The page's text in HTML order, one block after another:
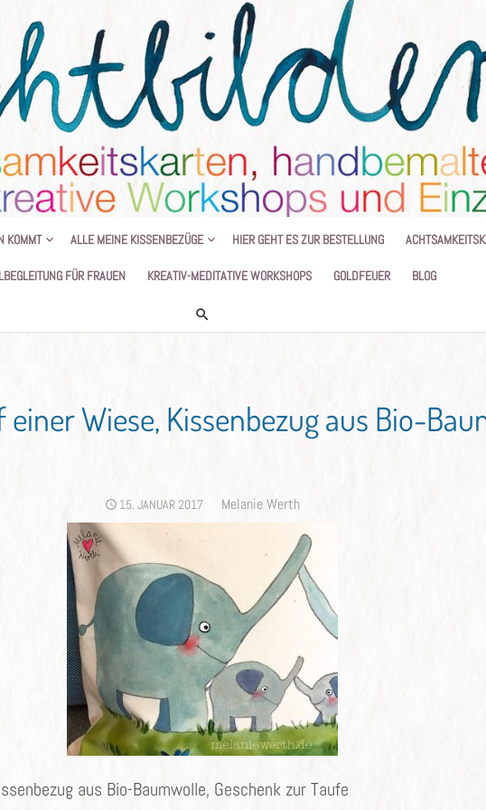
HANDGEMALTE KISSEN UND KREATIVE BEGLEITUNG
KOMMT ALLE MEINE KISSENBEZÜGE HIER GEHT ES ZUR BESTELLUNG
FÜR FRAUEN KREATIV-MEDITATIVE WORKSHOPS GOLDFEUER BLOG
Wiese, Kissenbezug aus Bio-
POSTED
15. JANUAR 2017 Author
Melanie Werth
aus Bio-Baumwolle, Geschenk zur Taufe